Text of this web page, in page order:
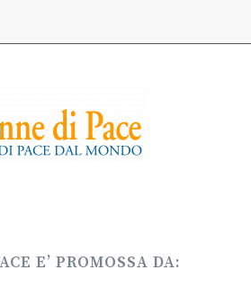
E’ PROMOSSA DA: